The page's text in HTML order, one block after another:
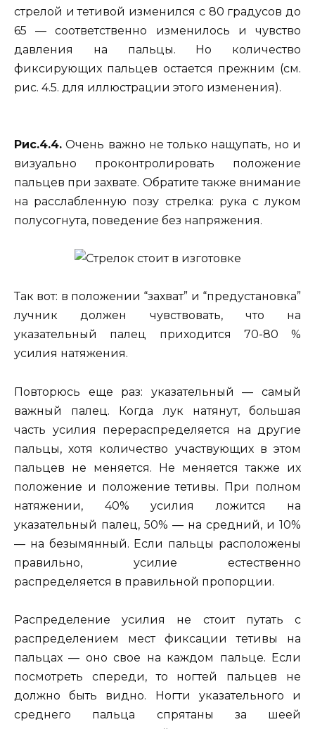
стрелой и тетивой изменился с 80 градусов до
65 — соответственно изменилось и чувство
давления на пальцы. Но количество
фиксирующих пальцев остается прежним (см.
рис. 4.5. для иллюстрации этого изменения).
Рис.4.4. Очень важно не только нащупать, но и
визуально проконтролировать положение
пальцев при захвате. Обратите также внимание
на расслабленную позу стрелка: рука с луком
полусогнута, поведение без напряжения.
Так вот: в положении “захват” и “предустановка”
лучник должен чувствовать, что на
указательный палец приходится 70-80 %
усилия натяжения.
Повторюсь еще раз: указательный — самый
важный палец. Когда лук натянут, большая
часть усилия перераспределяется на другие
пальцы, хотя количество участвующих в этом
пальцев не меняется. Не меняется также их
положение и положение тетивы. При полном
натяжении, 40% усилия ложится на
указательный палец, 50% — на средний, и 10%
— на безымянный. Если пальцы расположены
правильно, усилие естественно
распределяется в правильной пропорции.
Распределение усилия не стоит путать с
распределением мест фиксации тетивы на
пальцах — оно свое на каждом пальце. Если
посмотреть спереди, то ногтей пальцев не
должно быть видно. Ногти указательного и
среднего пальца спрятаны за шеей